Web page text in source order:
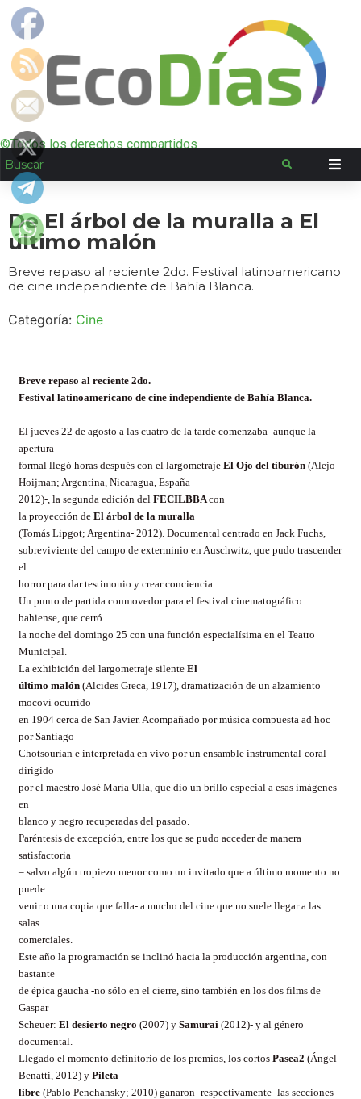
©Todos los derechos compartidos
De El árbol de la muralla a El
último malón
Breve repaso al reciente 2do. Festival latinoamericano
de cine independiente de Bahía Blanca.
Categoría: Cine
Breve repaso al reciente 2do.
Festival latinoamericano de cine independiente de Bahía Blanca.
El jueves 22 de agosto a las cuatro de la tarde comenzaba -aunque la
apertura
formal llegó horas después con el largometraje El Ojo del tiburón (Alejo
Hoijman; Argentina, Nicaragua, España-
2012)-, la segunda edición del FECILBBAcon
la proyección de El árbol de la muralla
(Tomás Lipgot; Argentina- 2012). Documental centrado en Jack Fuchs,
sobreviviente del campo de exterminio en Auschwitz, que pudo trascender
el
horror para dar testimonio y crear conciencia.
Un punto de partida conmovedor para el festival cinematográfico
bahiense, que cerró
la noche del domingo 25 con una función especialísima en el Teatro
Municipal.
La exhibición del largometraje silente El
último malón (Alcides Greca, 1917), dramatización de un alzamiento
mocovi ocurrido
en 1904 cerca de San Javier. Acompañado por música compuesta ad hoc
por Santiago
Chotsourian e interpretada en vivo por un ensamble instrumental-coral
dirigido
por el maestro José María Ulla, que dio un brillo especial a esas imágenes
en
blanco y negro recuperadas del pasado.
Paréntesis de excepción, entre los que se pudo acceder de manera
satisfactoria
– salvo algún tropiezo menor como un invitado que a último momento no
puede
venir o una copia que falla- a mucho del cine que no suele llegar a las
salas
comerciales.
Este año la programación se inclinó hacia la producción argentina, con
bastante
de épica gaucha -no sólo en el cierre, sino también en los dos films de
Gaspar
Scheuer: El desierto negro (2007) y Samurai (2012)- y al género
documental.
Llegado el momento definitorio de los premios, los cortos Pasea2 (Ángel
Benatti, 2012) y Pileta
libre (Pablo Penchansky; 2010) ganaron -respectivamente- las secciones